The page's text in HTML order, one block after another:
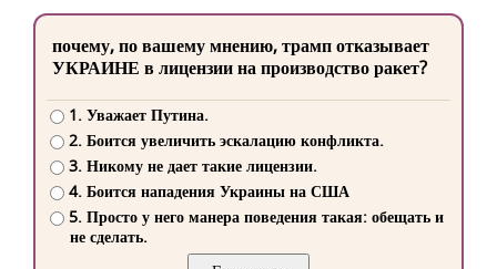
почему, по вашему мнению, трамп отказывает
УКРАИНЕ в лицензии на производство ракет?
1. Уважает Путина.
2. Боится увеличить эскалацию конфликта.
3. Никому не дает такие лицензии.
4. Боится нападения Украины на США
5. Просто у него манера поведения такая: обещать и
не сделать.